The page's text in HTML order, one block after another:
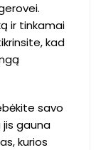
ir tinkamai
kad
savo
gauna
kurios